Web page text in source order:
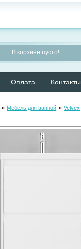
В корзине пусто!
Оплата Контакты
» Мебель для ванной »Velvex